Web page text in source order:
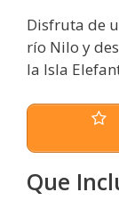
Disfruta de
río Nilo y
la Isla
Que